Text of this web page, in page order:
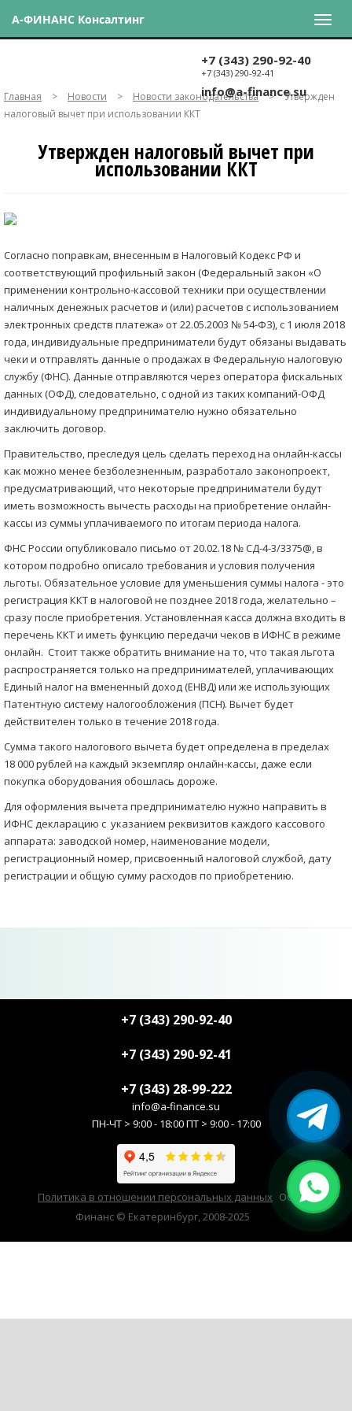
А-ФИНАНС Консалтинг
+7 (343) 290-92-40
+7 (343) 290-92-41
info@a-finance.su
Главная > Новости > Новости законодательства > Утвержден
налоговый вычет при использовании ККТ
Утвержден налоговый вычет при
использовании ККТ
Согласно поправкам, внесенным в Налоговый Кодекс РФ и
соответствующий профильный закон (Федеральный закон «О
применении контрольно-кассовой техники при осуществлении
наличных денежных расчетов и (или) расчетов с использованием
электронных средств платежа» от 22.05.2003 № 54-ФЗ), с 1 июля 2018
года, индивидуальные предприниматели будут обязаны выдавать
чеки и отправлять данные о продажах в Федеральную налоговую
службу (ФНС). Данные отправляются через оператора фискальных
данных (ОФД), следовательно, с одной из таких компаний-ОФД
индивидуальному предпринимателю нужно обязательно
заключить договор.
Правительство, преследуя цель сделать переход на онлайн-кассы
как можно менее безболезненным, разработало законопроект,
предусматривающий, что некоторые предприниматели будут
иметь возможность вычесть расходы на приобретение онлайн-
кассы из суммы уплачиваемого по итогам периода налога.
ФНС России опубликовало письмо от 20.02.18 № СД-4-3/3375@, в
котором подробно описало требования и условия получения
льготы. Обязательное условие для уменьшения суммы налога - это
регистрация ККТ в налоговой не позднее 2018 года, желательно –
сразу после приобретения. Установленная касса должна входить в
перечень ККТ и иметь функцию передачи чеков в ИФНС в режиме
онлайн. Стоит также обратить внимание на то, что такая льгота
распространяется только на предпринимателей, уплачивающих
Единый налог на вмененный доход (ЕНВД) или же использующих
Патентную систему налогообложения (ПСН). Вычет будет
действителен только в течение 2018 года.
Сумма такого налогового вычета будет определена в пределах
18 000 рублей на каждый экземпляр онлайн-кассы, даже если
покупка оборудования обошлась дороже.
Для оформления вычета предпринимателю нужно направить в
ИФНС декларацию с указанием реквизитов каждого кассового
аппарата: заводской номер, наименование модели,
регистрационный номер, присвоенный налоговой службой, дату
регистрации и общую сумму расходов по приобретению.
+7 (343) 290-92-40
+7 (343) 290-92-41
+7 (343) 28-99-222
info@a-finance.su
ПН-ЧТ > 9:00 - 18:00 ПТ > 9:00 - 17:00
Политика в отношении персональных данных ООО А-
Финанс © Екатеринбург, 2008-2025